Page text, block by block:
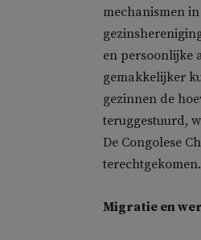
mechanismen
en persoonlijke
gemakkelijker
gezinnen de
teruggestuurd,
De Congolese
Migratie en